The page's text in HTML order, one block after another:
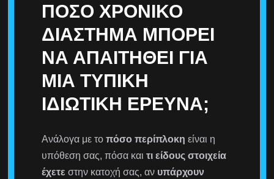
ΠΌΣΟ ΧΡΟΝΙΚΌ
ΔΙΆΣΤΗΜΑ ΜΠΟΡΕΊ
ΝΑ ΑΠΑΙΤΗΘΕΊ ΓΙΑ
ΜΙΑ ΤΥΠΙΚΉ
ΙΔΙΩΤΙΚΉ ΈΡΕΥΝΑ;
Ανάλογα με τοπόσο περίπλοκη είναι η
υπόθεση σας, πόσα καιτι είδους στοιχεία
έχετε στην κατοχή σας, αν υπάρχουν